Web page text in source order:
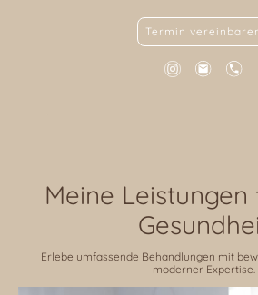
Termin
Meine
Erlebe umfassende Behandlungen mit
moderner Expertise.